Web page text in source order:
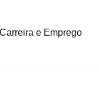
Carreira e Emprego